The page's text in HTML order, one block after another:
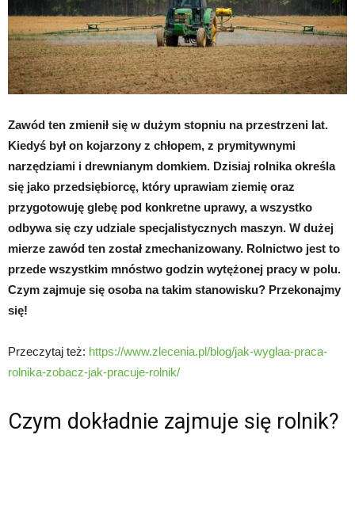
Zawód ten zmienił się w dużym stopniu na przestrzeni lat.
Kiedyś był on kojarzony z chłopem, z prymitywnymi
narzędziami i drewnianym domkiem. Dzisiaj rolnika określa
się jako przedsiębiorcę, który uprawiam ziemię oraz
przygotowuję glebę pod konkretne uprawy, a wszystko
odbywa się czy udziale specjalistycznych maszyn. W dużej
mierze zawód ten został zmechanizowany. Rolnictwo jest to
przede wszystkim mnóstwo godzin wytężonej pracy w polu.
Czym zajmuje się osoba na takim stanowisku? Przekonajmy
się!
Przeczytaj też: https://www.zlecenia.pl/blog/jak-wyglaa-praca-
rolnika-zobacz-jak-pracuje-rolnik/
Czym dokładnie zajmuje się rolnik?